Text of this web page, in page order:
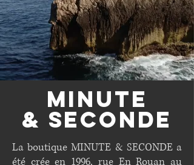
minute
& seconde
La boutique MINUTE & SECONDE a
été crée en 1996, rue En Rouan au